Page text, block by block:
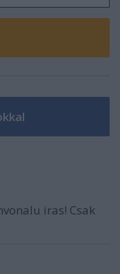
iras! Csak